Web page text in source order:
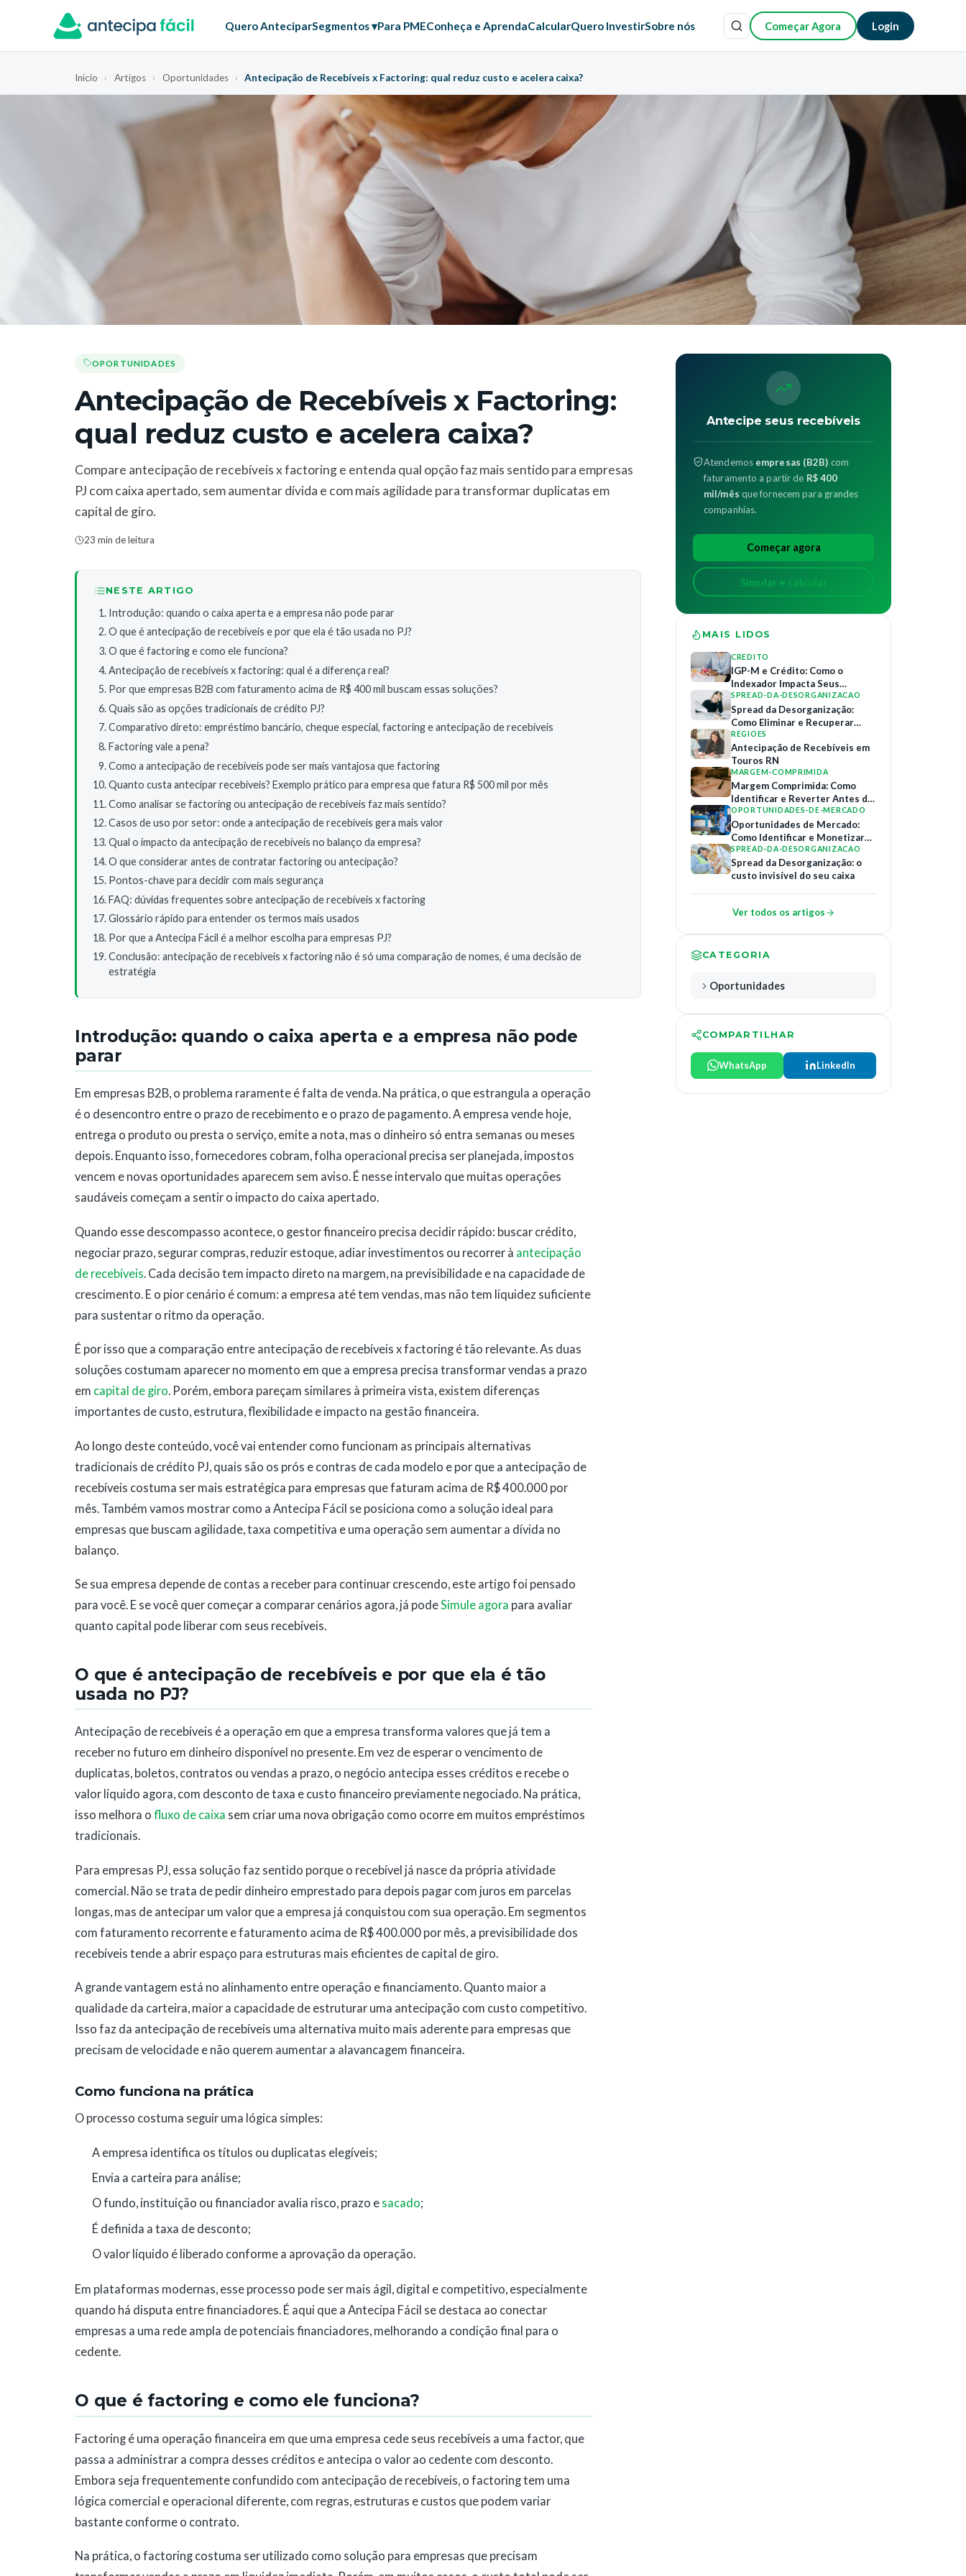
Quero AnteciparSegmentos ▾Para PMEConheça e AprendaCalcularQuero InvestirSobre nós Começar Agora Login
Início › Artigos › Oportunidades › Antecipação de Recebíveis x Factoring: qual reduz custo e acelera caixa?
OPORTUNIDADES
Antecipação de Recebíveis x Factoring:
qual reduz custo e acelera caixa?
Compare antecipação de recebíveis x factoring e entenda qual opção faz mais sentido para empresas
PJ com caixa apertado, sem aumentar dívida e com mais agilidade para transformar duplicatas em
capital de giro.
23 min de leitura
NESTE ARTIGO
Introdução: quando o caixa aperta e a empresa não pode parar
O que é antecipação de recebíveis e por que ela é tão usada no PJ?
O que é factoring e como ele funciona?
Antecipação de recebíveis x factoring: qual é a diferença real?
Por que empresas B2B com faturamento acima de R$ 400 mil buscam essas soluções?
Quais são as opções tradicionais de crédito PJ?
Comparativo direto: empréstimo bancário, cheque especial, factoring e antecipação de recebíveis
Factoring vale a pena?
Como a antecipação de recebíveis pode ser mais vantajosa que factoring
Quanto custa antecipar recebíveis? Exemplo prático para empresa que fatura R$ 500 mil por mês
Como analisar se factoring ou antecipação de recebíveis faz mais sentido?
Casos de uso por setor: onde a antecipação de recebíveis gera mais valor
Qual o impacto da antecipação de recebíveis no balanço da empresa?
O que considerar antes de contratar factoring ou antecipação?
Pontos-chave para decidir com mais segurança
FAQ: dúvidas frequentes sobre antecipação de recebíveis x factoring
Glossário rápido para entender os termos mais usados
Por que a Antecipa Fácil é a melhor escolha para empresas PJ?
Conclusão: antecipação de recebíveis x factoring não é só uma comparação de nomes, é uma decisão de
estratégia
Introdução: quando o caixa aperta e a empresa não pode
parar
Em empresas B2B, o problema raramente é falta de venda. Na prática, o que estrangula a operação
é o desencontro entre o prazo de recebimento e o prazo de pagamento. A empresa vende hoje,
entrega o produto ou presta o serviço, emite a nota, mas o dinheiro só entra semanas ou meses
depois. Enquanto isso, fornecedores cobram, folha operacional precisa ser planejada, impostos
vencem e novas oportunidades aparecem sem aviso. É nesse intervalo que muitas operações
saudáveis começam a sentir o impacto do caixa apertado.
Quando esse descompasso acontece, o gestor financeiro precisa decidir rápido: buscar crédito,
negociar prazo, segurar compras, reduzir estoque, adiar investimentos ou recorrer à antecipação
de recebíveis. Cada decisão tem impacto direto na margem, na previsibilidade e na capacidade de
crescimento. E o pior cenário é comum: a empresa até tem vendas, mas não tem liquidez suficiente
para sustentar o ritmo da operação.
É por isso que a comparação entre antecipação de recebíveis x factoring é tão relevante. As duas
soluções costumam aparecer no momento em que a empresa precisa transformar vendas a prazo
em capital de giro. Porém, embora pareçam similares à primeira vista, existem diferenças
importantes de custo, estrutura, flexibilidade e impacto na gestão financeira.
Ao longo deste conteúdo, você vai entender como funcionam as principais alternativas
tradicionais de crédito PJ, quais são os prós e contras de cada modelo e por que a antecipação de
recebíveis costuma ser mais estratégica para empresas que faturam acima de R$ 400.000 por
mês. Também vamos mostrar como a Antecipa Fácil se posiciona como a solução ideal para
empresas que buscam agilidade, taxa competitiva e uma operação sem aumentar a dívida no
balanço.
Se sua empresa depende de contas a receber para continuar crescendo, este artigo foi pensado
para você. E se você quer começar a comparar cenários agora, já podeSimule agora para avaliar
quanto capital pode liberar com seus recebíveis.
O que é antecipação de recebíveis e por que ela é tão
usada no PJ?
Antecipação de recebíveis é a operação em que a empresa transforma valores que já tem a
receber no futuro em dinheiro disponível no presente. Em vez de esperar o vencimento de
duplicatas, boletos, contratos ou vendas a prazo, o negócio antecipa esses créditos e recebe o
valor líquido agora, com desconto de taxa e custo financeiro previamente negociado. Na prática,
isso melhora o fluxo de caixa sem criar uma nova obrigação como ocorre em muitos empréstimos
tradicionais.
Para empresas PJ, essa solução faz sentido porque o recebível já nasce da própria atividade
comercial. Não se trata de pedir dinheiro emprestado para depois pagar com juros em parcelas
longas, mas de antecipar um valor que a empresa já conquistou com sua operação. Em segmentos
com faturamento recorrente e faturamento acima de R$ 400.000 por mês, a previsibilidade dos
recebíveis tende a abrir espaço para estruturas mais eficientes de capital de giro.
A grande vantagem está no alinhamento entre operação e financiamento. Quanto maior a
qualidade da carteira, maior a capacidade de estruturar uma antecipação com custo competitivo.
Isso faz da antecipação de recebíveis uma alternativa muito mais aderente para empresas que
precisam de velocidade e não querem aumentar a alavancagem financeira.
Como funciona na prática
O processo costuma seguir uma lógica simples:
A empresa identifica os títulos ou duplicatas elegíveis;
Envia a carteira para análise;
O fundo, instituição ou financiador avalia risco, prazo e sacado;
É definida a taxa de desconto;
O valor líquido é liberado conforme a aprovação da operação.
Em plataformas modernas, esse processo pode ser mais ágil, digital e competitivo, especialmente
quando há disputa entre financiadores. É aqui que a Antecipa Fácil se destaca ao conectar
empresas a uma rede ampla de potenciais financiadores, melhorando a condição final para o
cedente.
O que é factoring e como ele funciona?
Factoring é uma operação financeira em que uma empresa cede seus recebíveis a uma factor, que
passa a administrar a compra desses créditos e antecipa o valor ao cedente com desconto.
Embora seja frequentemente confundido com antecipação de recebíveis, o factoring tem uma
lógica comercial e operacional diferente, com regras, estruturas e custos que podem variar
bastante conforme o contrato.
Na prática, o factoring costuma ser utilizado como solução para empresas que precisam
Antecipe seus recebíveis
Atendemos empresas (B2B) com
faturamento a partir de R$ 400
mil/mês que fornecem para grandes
companhias.
Começar agora
Simular e calcular
MAIS LIDOS
CREDITO
IGP-M e Crédito: Como o
Indexador Impacta Seus
Contratos de Financiamento
SPREAD-DA-DESORGANIZACAO
Spread da Desorganização:
Como Eliminar e Recuperar
Margem
REGIOES
Antecipação de Recebíveis em
Touros RN
MARGEM-COMPRIMIDA
Margem Comprimida: Como
Identificar e Reverter Antes do
Colapso
OPORTUNIDADES-DE-MERCADO
Oportunidades de Mercado:
Como Identificar e Monetizar
Relações B2B
SPREAD-DA-DESORGANIZACAO
Spread da Desorganização: o
custo invisível do seu caixa
Ver todos os artigos
CATEGORIA
Oportunidades
COMPARTILHAR
WhatsApp LinkedIn